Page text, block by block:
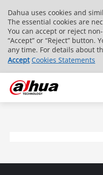
Dahua uses cookies and
The essential cookies are
You can accept or reject
“Accept” or “Reject” button.
any time. For details about
Accept Cookies Statements